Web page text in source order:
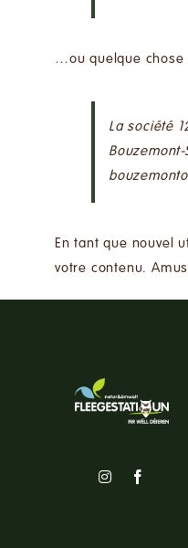
…ou quelque chose
La société
En tant que nouvel
votre contenu.